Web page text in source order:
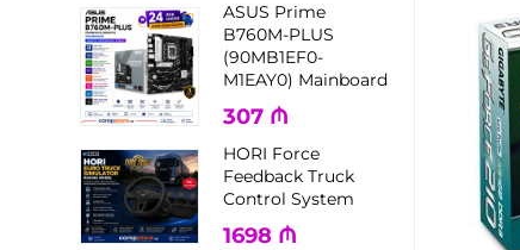
ASUS Prime
B760M-PLUS
(90MB1EF0-
M1EAY0) Mainboard
307 ₼
HORI Force
Feedback Truck
Control System
1698 ₼